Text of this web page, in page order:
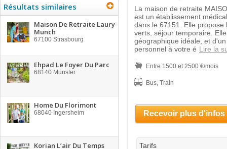
Résultats similaires
Maison De Retraite Laury
Munch
67100 Strasbourg
Ehpad Le Foyer Du Parc
68140 Munster
Home Du Florimont
68040 Ingersheim
Korian L’air Du Temps
La maison de retraite
est un établissement
dans le 67151. Elle
verts, séjour temporaire.
géographique idéale, et
personnel à votre é Lire la
Entre 1500 et 2500 €/mois
Bus, Train
Recevoir plus d'infos
Tarifs